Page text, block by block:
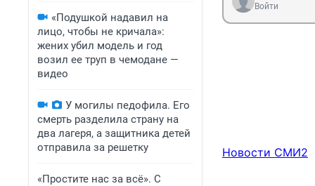
«Подушкой надавил на
лицо, чтобы не кричала»:
жених убил модель и год
возил ее труп в чемодане —
видео
У могилы педофила. Его
смерть разделила страну на
два лагеря, а защитника детей
отправила за решетку
«Простите нас за всё». С
Войти
Новости СМИ2